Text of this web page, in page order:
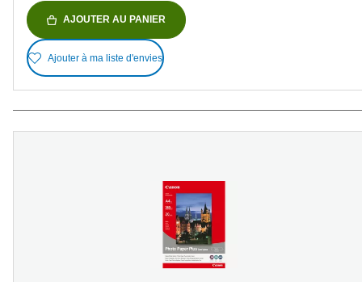
AJOUTER AU PANIER
Ajouter à ma liste d'envies